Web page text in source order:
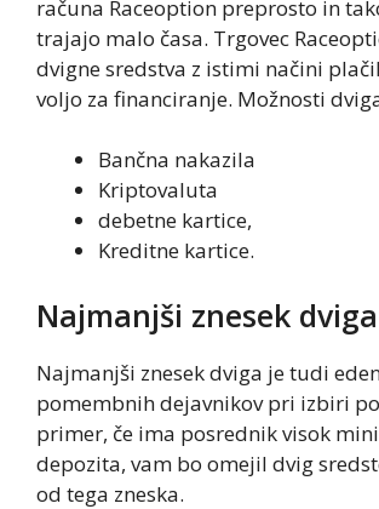
računa Raceoption preprosto in
trajajo malo časa. Trgovec
dvigne sredstva z istimi načini
voljo za financiranje. Možnosti
Bančna nakazila
Kriptovaluta
debetne kartice,
Kreditne kartice.
Najmanjši znesek dviga
Najmanjši znesek dviga je tudi
pomembnih dejavnikov pri izbiri
primer, če ima posrednik visok
depozita, vam bo omejil dvig
od tega zneska.